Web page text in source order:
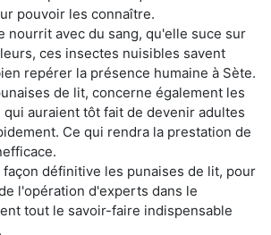
pouvoir les connaître.
nourrit avec du sang, qu'elle suce sur
ces insectes nuisibles savent
repérer la présence humaine à Sète.
de lit, concerne également les
auraient tôt fait de devenir adultes
Ce qui rendra la prestation de
façon définitive les punaises de lit, pour
l'opération d'experts dans le
tout le savoir-faire indispensable